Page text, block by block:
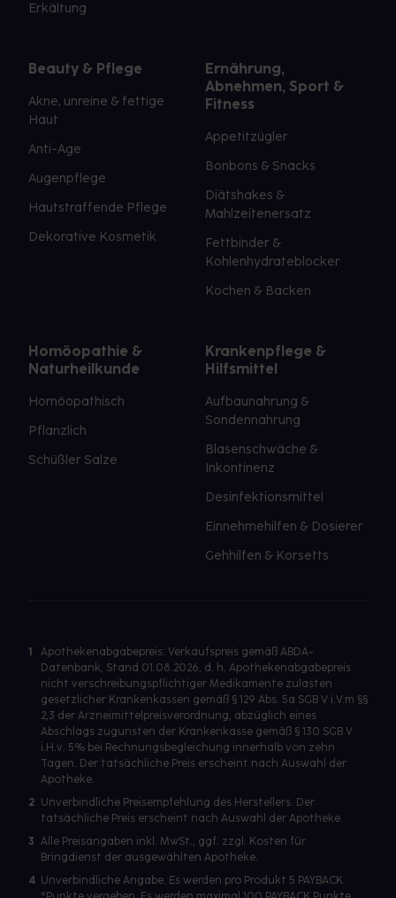
Erkältung
Beauty & Pflege
Akne, unreine & fettige
Haut
Anti-Age
Augenpflege
Hautstraffende Pflege
Dekorative Kosmetik
Ernährung,
Abnehmen, Sport &
Fitness
Appetitzügler
Bonbons & Snacks
Diätshakes &
Mahlzeitenersatz
Fettbinder &
Kohlenhydrateblocker
Kochen & Backen
Homöopathie &
Naturheilkunde
Homöopathisch
Pflanzlich
Schüßler Salze
Krankenpflege &
Hilfsmittel
Aufbaunahrung &
Sondennahrung
Blasenschwäche &
Inkontinenz
Desinfektionsmittel
Einnehmehilfen & Dosierer
Gehhilfen & Korsetts
1
Apothekenabgabepreis: Verkaufspreis gemäß ABDA-
Datenbank, Stand 01.08.2026, d. h. Apothekenabgabepreis
nicht verschreibungspflichtiger Medikamente zulasten
gesetzlicher Krankenkassen gemäß § 129 Abs. 5a SGB V i.V.m §§
2,3 der Arzneimittelpreisverordnung, abzüglich eines
Abschlags zugunsten der Krankenkasse gemäß § 130 SGB V
i.H.v. 5% bei Rechnungsbegleichung innerhalb von zehn
Tagen. Der tatsächliche Preis erscheint nach Auswahl der
Apotheke.
2 Unverbindliche Preisempfehlung des Herstellers. Der
tatsächliche Preis erscheint nach Auswahl der Apotheke.
3 Alle Preisangaben inkl. MwSt., ggf. zzgl. Kosten für
Bringdienst der ausgewählten Apotheke.
4 Unverbindliche Angabe. Es werden pro Produkt 5 PAYBACK